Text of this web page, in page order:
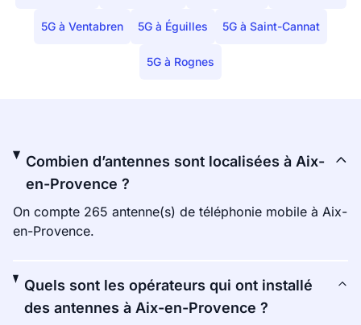
5G à Ventabren 5G à Éguilles 5G à Saint-Cannat
5G à Rognes
Combien d’antennes sont localisées à Aix-
en-Provence ?
On compte 265 antenne(s) de téléphonie mobile à Aix-
en-Provence.
Quels sont les opérateurs qui ont installé
des antennes à Aix-en-Provence ?